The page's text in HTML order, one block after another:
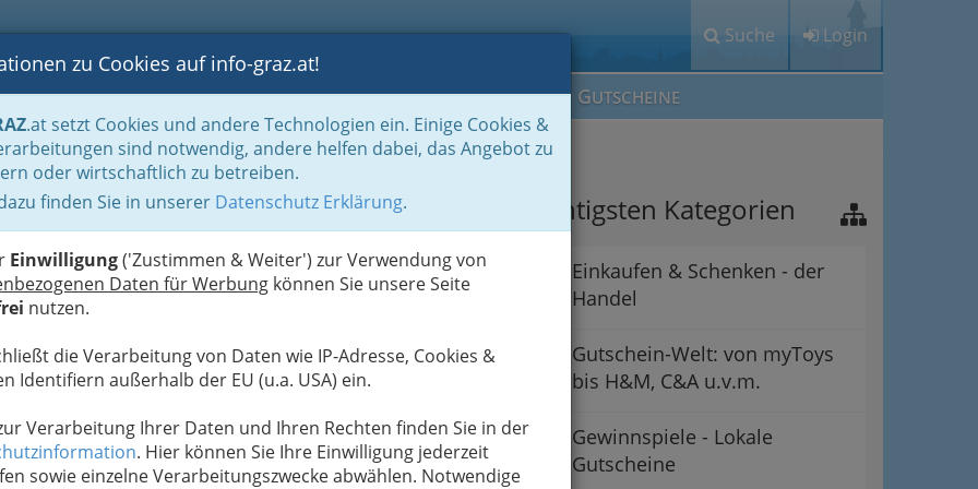
Suche Login
BLOGS FOTOS GASTRONOMIE BRANCHEN MEIN IG GUTSCHEINE
zu Cookies auf info-graz.at!
.at setzt Cookies und andere Technologien ein. Einige Cookies &
sind notwendig, andere helfen dabei, das Angebot zu
oder wirtschaftlich zu betreiben.
finden Sie in unserer Datenschutz Erklärung.
Einwilligung('Zustimmen & Weiter') zur Verwendung von
Daten für Werbung können Sie unsere Seite
nutzen.
die Verarbeitung von Daten wie IP-Adresse, Cookies &
Identifiern außerhalb der EU (u.a. USA) ein.
Verarbeitung Ihrer Daten und Ihren Rechten finden Sie in der
. Hier können Sie Ihre Einwilligung jederzeit
sowie einzelne Verarbeitungszwecke abwählen. Notwendige
Corner Franz Klug
Die wichtigsten Kategorien
Einkaufen & Schenken - der
Handel
Gutschein-Welt: von myToys
bis H&M, C&A u.v.m.
Gewinnspiele - Lokale
Gutscheine